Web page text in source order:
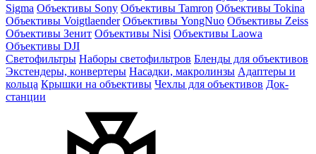
Sigma Объективы Sony Объективы Tamron Объективы Tokina
Объективы Voigtlaender Объективы YongNuo Объективы Zeiss
Объективы Зенит Объективы Nisi Объективы Laowa
Объективы DJI
Светофильтры Наборы светофильтров Бленды для объективов
Экстендеры, конвертеры Насадки, макролинзы Адаптеры и
кольца Крышки на объективы Чехлы для объективов Док-
станции